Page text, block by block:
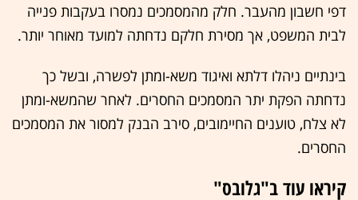
דפי חשבון מהעבר. חלק מהמסמכים נמסרו בעקבות פנייה
לבית המשפט, אך מסירת חלקם נדחתה למועד מאוחר יותר.
בינתיים ניהלו דלתא ואיגוד משא-ומתן לפשרה, ובשל כך
נדחתה הפקת יתר המסמכים החסרים. לאחר שהמשא-ומתן
לא צלח, טוענים החיימובים, סירב הבנק למסור את המסמכים
החסרים.
קיראו עוד ב"גלובס"